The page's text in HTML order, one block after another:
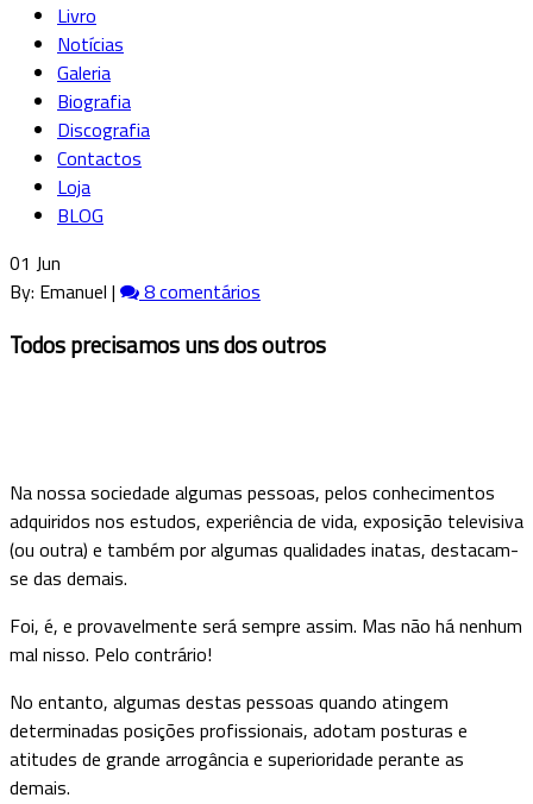
Livro
Notícias
Galeria
Biografia
Discografia
Contactos
Loja
BLOG
01 Jun
By: Emanuel |
8 comentários
Todos precisamos uns dos outros
Na nossa sociedade algumas pessoas, pelos conhecimentos
adquiridos nos estudos, experiência de vida, exposição televisiva
(ou outra) e também por algumas qualidades inatas, destacam-
se das demais.
Foi, é, e provavelmente será sempre assim. Mas não há nenhum
mal nisso. Pelo contrário!
No entanto, algumas destas pessoas quando atingem
determinadas posições profissionais, adotam posturas e
atitudes de grande arrogância e superioridade perante as
demais.